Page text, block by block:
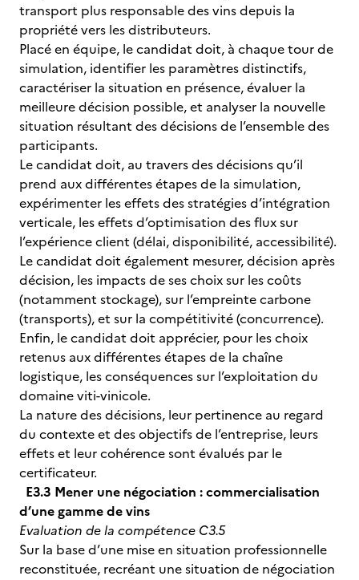
transport plus responsable des vins depuis la
propriété vers les distributeurs.
Placé en équipe, le candidat doit, à chaque tour de
simulation, identifier les paramètres distinctifs,
caractériser la situation en présence, évaluer la
meilleure décision possible, et analyser la nouvelle
situation résultant des décisions de l’ensemble des
participants.
Le candidat doit, au travers des décisions qu’il
prend aux différentes étapes de la simulation,
expérimenter les effets des stratégies d’intégration
verticale, les effets d’optimisation des flux sur
l’expérience client (délai, disponibilité, accessibilité).
Le candidat doit également mesurer, décision après
décision, les impacts de ses choix sur les coûts
(notamment stockage), sur l’empreinte carbone
(transports), et sur la compétitivité (concurrence).
Enfin, le candidat doit apprécier, pour les choix
retenus aux différentes étapes de la chaîne
logistique, les conséquences sur l’exploitation du
domaine viti-vinicole.
La nature des décisions, leur pertinence au regard
du contexte et des objectifs de l’entreprise, leurs
effets et leur cohérence sont évalués par le
certificateur.
E3.3 Mener une négociation : commercialisation
d’une gamme de vins
Evaluation de la compétence C3.5
Sur la base d’une mise en situation professionnelle
reconstituée, recréant une situation de négociation